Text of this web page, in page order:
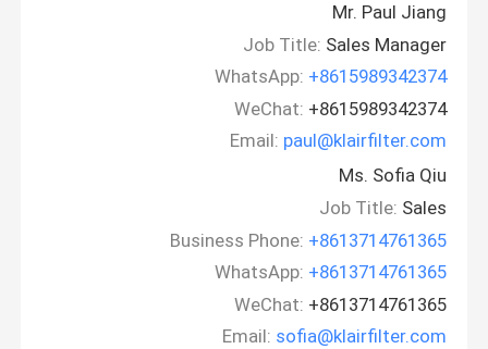
Mr. Paul Jiang
Job Title: Sales Manager
WhatsApp: +8615989342374
WeChat: +8615989342374
Email: paul@klairfilter.com
Ms. Sofia Qiu
Job Title: Sales
Business Phone: +8613714761365
WhatsApp: +8613714761365
WeChat: +8613714761365
Email: sofia@klairfilter.com